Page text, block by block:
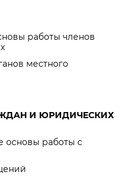
работы членов
местного
И ЮРИДИЧЕСКИХ
основы работы с